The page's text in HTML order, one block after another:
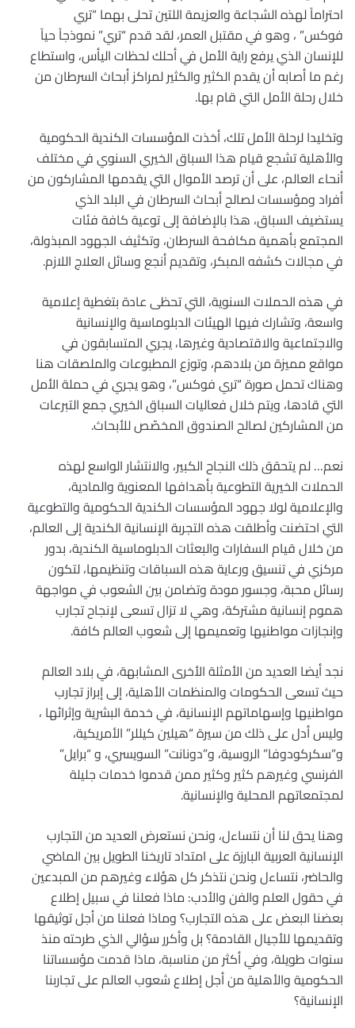
احتراماً لهذه الشجاعة والعزيمة اللتين تحلى بهما “تري
فوكس” ، وهو في مقتبل العمر، لقد قدم “تري” نموذجاً حياً
للإنسان الذي يرفع راية الأمل في أحلك لحظات اليأس، واستطاع
رغم ما أصابه أن يقدم الكثير والكثير لمراكز أبحاث السرطان من
خلال رحلة الأمل التي قام بها.
وتخليدا لرحلة الأمل تلك، أخذت المؤسسات الكندية الحكومية
والأهلية تشجع قيام هذا السباق الخيري السنوي في مختلف
أنحاء العالم، على أن ترصد الأموال التي يقدمها المشاركون من
أفراد ومؤسسات لصالح أبحاث السرطان في البلد الذي
يستضيف السباق، هذا بالإضافة إلى توعية كافة فئات
المجتمع بأهمية مكافحة السرطان، وتكثيف الجهود المبذولة،
في مجالات كشفه المبكر، وتقديم أنجع وسائل العلاج اللازم.
في هذه الحملات السنوية، التي تحظى عادة بتغطية إعلامية
واسعة، وتشارك فيها الهيئات الدبلوماسية والإنسانية
والاجتماعية والاقتصادية وغيرها، يجري المتسابقون في
مواقع مميزة من بلادهم، وتوزع المطبوعات والملصقات هنا
وهناك تحمل صورة “تري فوكس”، وهو يجري في حملة الأمل
التي قادها، ويتم خلال فعاليات السباق الخيري جمع التبرعات
من المشاركين لصالح الصندوق المخصّص للأبحاث.
نعم… لم يتحقق ذلك النجاح الكبير، والانتشار الواسع لهذه
الحملات الخيرية التطوعية بأهدافها المعنوية والمادية،
والإعلامية لولا جهود المؤسسات الكندية الحكومية والتطوعية
التي احتضنت وأطلقت هذه التجربة الإنسانية الكندية إلى العالم،
من خلال قيام السفارات والبعثات الدبلوماسية الكندية، بدور
مركزي في تنسيق ورعاية هذه السباقات وتنظيمها، لتكون
رسائل محبة، وجسور مودة وتضامن بين الشعوب في مواجهة
هموم إنسانية مشتركة، وهي لا تزال تسعى لإنجاح تجارب
وإنجازات مواطنيها وتعميمها إلى شعوب العالم كافة.
نجد أيضا العديد من الأمثلة الأخرى المشابهة، في بلاد العالم
حيث تسعى الحكومات والمنظمات الأهلية، إلى إبراز تجارب
مواطنيها وإسهاماتهم الإنسانية، في خدمة البشرية وإثرائها ،
وليس أدل على ذلك من سيرة “هيلين كيللر” الأمريكية،
و”سكركودوفا” الروسية، و”دونانت” السويسري، و “برايل”
الفرنسي وغيرهم كثير وكثير ممن قدموا خدمات جليلة
لمجتمعاتهم المحلية والإنسانية.
وهنا يحق لنا أن نتساءل، ونحن نستعرض العديد من التجارب
الإنسانية العربية البارزة على امتداد تاريخنا الطويل بين الماضي
والحاضر، نتساءل ونحن نتذكر كل هؤلاء وغيرهم من المبدعين
في حقول العلم والفن والأدب: ماذا فعلنا في سبيل إطلاع
بعضنا البعض على هذه التجارب؟ وماذا فعلنا من أجل توثيقها
وتقديمها للأجيال القادمة؟ بل وأكرر سؤالي الذي طرحته منذ
سنوات طويلة، وفي أكثر من مناسبة، ماذا قدمت مؤسساتنا
الحكومية والأهلية من أجل إطلاع شعوب العالم على تجاربنا
الإنسانية؟